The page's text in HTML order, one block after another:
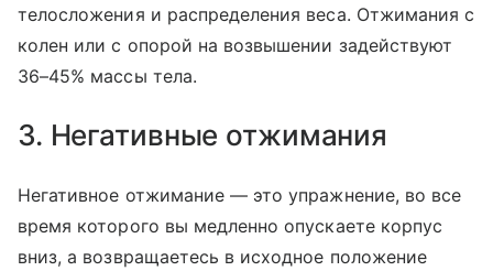
телосложения и распределения веса. Отжимания с
колен или с опорой на возвышении задействуют
36–45% массы тела.
3. Негативные отжимания
Негативное отжимание — это упражнение, во все
время которого вы медленно опускаете корпус
вниз, а возвращаетесь в исходное положение